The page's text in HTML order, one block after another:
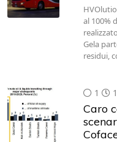
al 100%
Gela
residui,
1
Caro